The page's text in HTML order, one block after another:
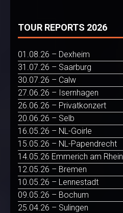
TOUR REPORTS 2026
01.08.26 – Dexheim
31.07.26 – Saarburg
30.07.26 – Calw
27.06.26 – Isernhagen
26.06.26 – Privatkonzert
20.06.26 – Selb
16.05.26 – NL-Goirle
15.05.26 – NL-Papendrecht
14.05.26 Emmerich am Rhein
12.05.26 – Bremen
10.05.26 – Lennestadt
09.05.26 – Bochum
25.04.26 – Sulingen